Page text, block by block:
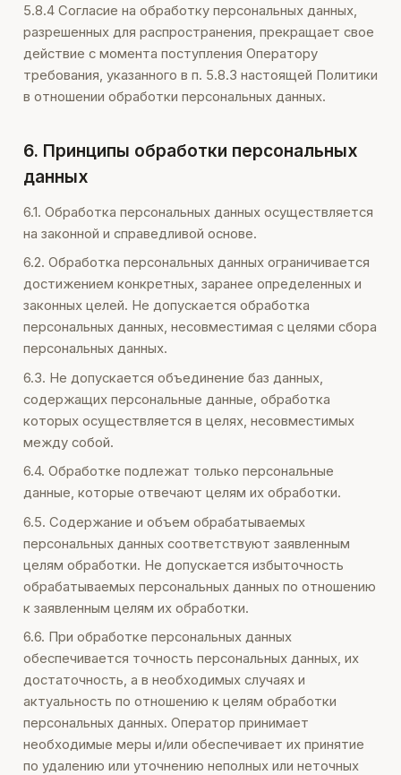
5.8.4 Согласие на обработку персональных данных,
разрешенных для распространения, прекращает свое
действие с момента поступления Оператору
требования, указанного в п. 5.8.3 настоящей Политики
в отношении обработки персональных данных.
6. Принципы обработки персональных
данных
6.1. Обработка персональных данных осуществляется
на законной и справедливой основе.
6.2. Обработка персональных данных ограничивается
достижением конкретных, заранее определенных и
законных целей. Не допускается обработка
персональных данных, несовместимая с целями сбора
персональных данных.
6.3. Не допускается объединение баз данных,
содержащих персональные данные, обработка
которых осуществляется в целях, несовместимых
между собой.
6.4. Обработке подлежат только персональные
данные, которые отвечают целям их обработки.
6.5. Содержание и объем обрабатываемых
персональных данных соответствуют заявленным
целям обработки. Не допускается избыточность
обрабатываемых персональных данных по отношению
к заявленным целям их обработки.
6.6. При обработке персональных данных
обеспечивается точность персональных данных, их
достаточность, а в необходимых случаях и
актуальность по отношению к целям обработки
персональных данных. Оператор принимает
необходимые меры и/или обеспечивает их принятие
по удалению или уточнению неполных или неточных